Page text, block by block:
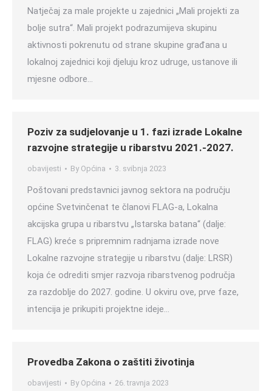
Natječaj za male projekte u zajednici „Mali projekti za
bolje sutra“. Mali projekt podrazumijeva skupinu
aktivnosti pokrenutu od strane skupine građana u
lokalnoj zajednici koji djeluju kroz udruge, ustanove ili
mjesne odbore…
Poziv za sudjelovanje u 1. fazi izrade Lokalne
razvojne strategije u ribarstvu 2021.-2027.
obavijesti By Općina 3. svibnja 2023
Poštovani predstavnici javnog sektora na području
općine Svetvinčenat te članovi FLAG-a, Lokalna
akcijska grupa u ribarstvu „Istarska batana“ (dalje:
FLAG) kreće s pripremnim radnjama izrade nove
Lokalne razvojne strategije u ribarstvu (dalje: LRSR)
koja će odrediti smjer razvoja ribarstvenog područja
za razdoblje do 2027. godine. U okviru ove, prve faze,
intencija je prikupiti projektne ideje…
Provedba Zakona o zaštiti životinja
obavijesti By Općina 26. travnja 2023